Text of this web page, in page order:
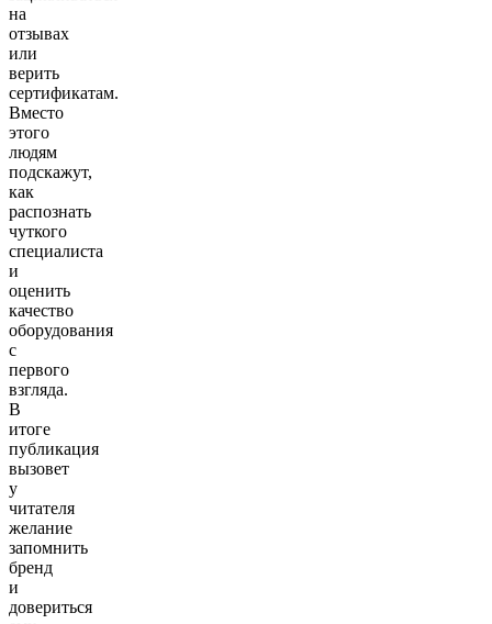
на
отзывах
или
верить
сертификатам.
Вместо
этого
людям
подскажут,
как
распознать
чуткого
специалиста
и
оценить
качество
оборудования
с
первого
взгляда.
В
итоге
публикация
вызовет
у
читателя
желание
запомнить
бренд
и
довериться